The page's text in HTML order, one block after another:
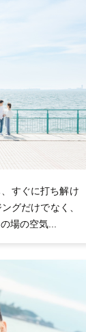
すぐに打ち解け
グだけでなく、
場の空気...